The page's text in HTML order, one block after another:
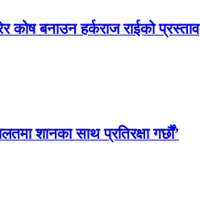
बनाउन हर्कराज राईको प्रस्ताव
शानका साथ प्रतिरक्षा गर्छौं’